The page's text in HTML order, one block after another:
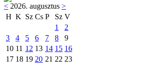
< 2026. augusztus >
H K Sz Cs P Sz V
1
2
3
4 5 6 7 8
9
10 11 12 13 14 15 16
17 18 19 20 21 22 23